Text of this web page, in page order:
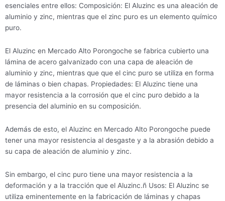
esenciales entre ellos: Composición: El Aluzinc es una aleación de
aluminio y zinc, mientras que el zinc puro es un elemento químico
puro.
El Aluzinc en Mercado Alto Porongoche se fabrica cubierto una
lámina de acero galvanizado con una capa de aleación de
aluminio y zinc, mientras que que el cinc puro se utiliza en forma
de láminas o bien chapas. Propiedades: El Aluzinc tiene una
mayor resistencia a la corrosión que el cinc puro debido a la
presencia del aluminio en su composición.
Además de esto, el Aluzinc en Mercado Alto Porongoche puede
tener una mayor resistencia al desgaste y a la abrasión debido a
su capa de aleación de aluminio y zinc.
Sin embargo, el cinc puro tiene una mayor resistencia a la
deformación y a la tracción que el Aluzinc.ñ Usos: El Aluzinc se
utiliza eminentemente en la fabricación de láminas y chapas